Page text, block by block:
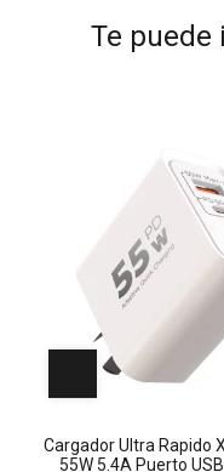
Te puede
Cargador Ultra Rapido
55W 5.4A Puerto